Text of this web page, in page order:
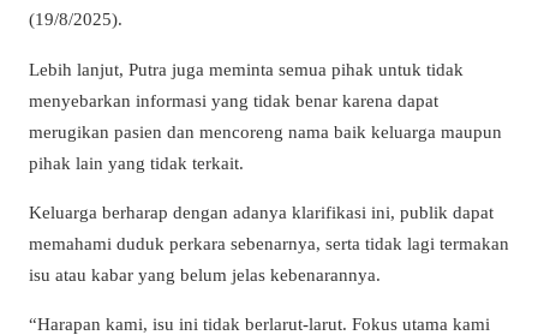
(19/8/2025).
Lebih lanjut, Putra juga meminta semua pihak untuk tidak
menyebarkan informasi yang tidak benar karena dapat
merugikan pasien dan mencoreng nama baik keluarga maupun
pihak lain yang tidak terkait.
Keluarga berharap dengan adanya klarifikasi ini, publik dapat
memahami duduk perkara sebenarnya, serta tidak lagi termakan
isu atau kabar yang belum jelas kebenarannya.
“Harapan kami, isu ini tidak berlarut-larut. Fokus utama kami